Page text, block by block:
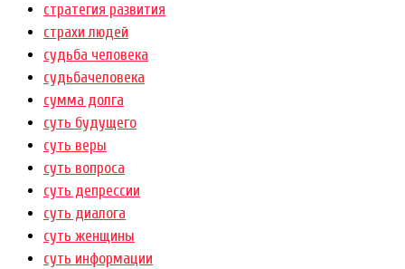
стратегия развития
страхи людей
судьба человека
судьбачеловека
сумма долга
суть будущего
суть веры
суть вопроса
суть депрессии
суть диалога
суть женщины
суть информации